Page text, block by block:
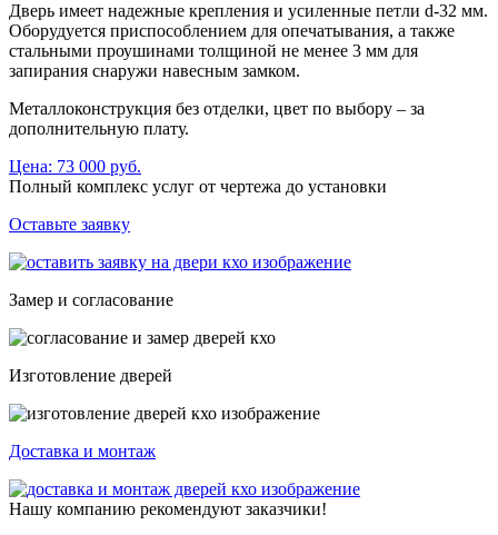
Дверь имеет надежные крепления и усиленные петли d-32 мм.
Оборудуется приспособлением для опечатывания, а также
стальными проушинами толщиной не менее 3 мм для
запирания снаружи навесным замком.
Металлоконструкция без отделки, цвет по выбору – за
дополнительную плату.
Цена: 73 000 руб.
Полный комплекс услуг от чертежа до установки
Оставьте заявку
Замер и согласование
Изготовление дверей
Доставка и монтаж
Нашу компанию рекомендуют заказчики!